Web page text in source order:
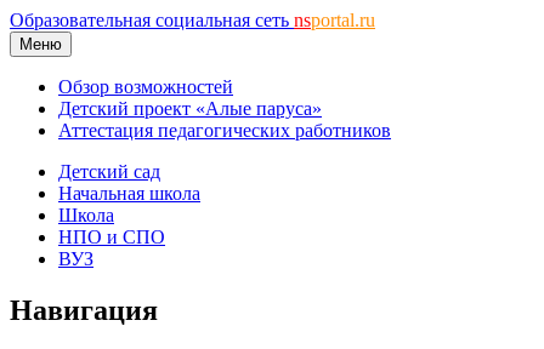
Образовательная социальная сеть nsportal.ru
Меню
Обзор возможностей
Детский проект «Алые паруса»
Аттестация педагогических работников
Детский сад
Начальная школа
Школа
НПО и СПО
ВУЗ
Навигация